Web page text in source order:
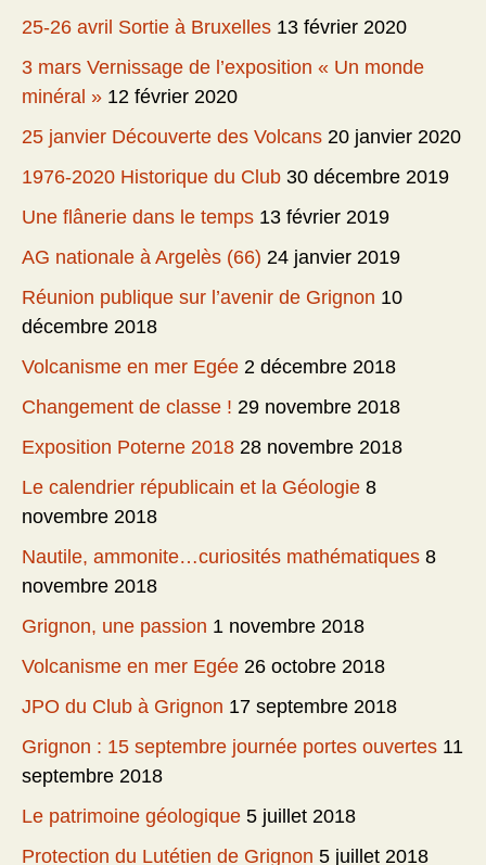
25-26 avril Sortie à Bruxelles 13 février 2020
3 mars Vernissage de l’exposition « Un monde
minéral » 12 février 2020
25 janvier Découverte des Volcans 20 janvier 2020
1976-2020 Historique du Club 30 décembre 2019
Une flânerie dans le temps 13 février 2019
AG nationale à Argelès (66) 24 janvier 2019
Réunion publique sur l’avenir de Grignon 10
décembre 2018
Volcanisme en mer Egée 2 décembre 2018
Changement de classe ! 29 novembre 2018
Exposition Poterne 2018 28 novembre 2018
Le calendrier républicain et la Géologie 8
novembre 2018
Nautile, ammonite…curiosités mathématiques 8
novembre 2018
Grignon, une passion 1 novembre 2018
Volcanisme en mer Egée 26 octobre 2018
JPO du Club à Grignon 17 septembre 2018
Grignon : 15 septembre journée portes ouvertes 11
septembre 2018
Le patrimoine géologique 5 juillet 2018
Protection du Lutétien de Grignon 5 juillet 2018